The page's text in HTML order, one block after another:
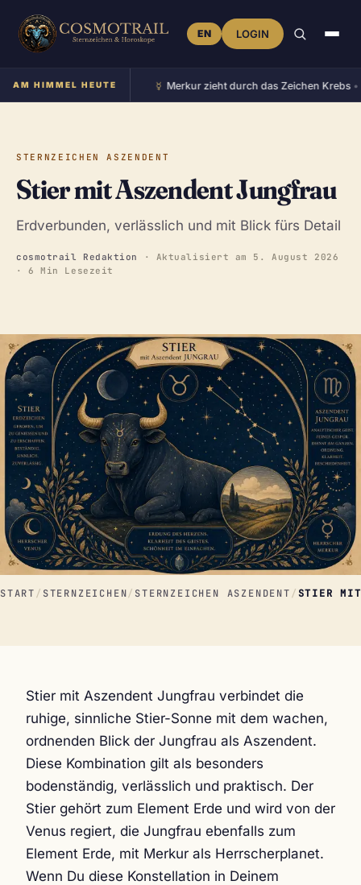
EN LOGIN
AM HIMMEL HEUTE
im Zeichen Stier• Merkur zieht durch das Zeichen Krebs•
START / STERNZEICHEN/ STERNZEICHEN ASZENDENT /STIER MIT
STERNZEICHEN ASZENDENT
Stier mit Aszendent Jungfrau
Erdverbunden, verlässlich und mit Blick fürs Detail
cosmotrail Redaktion · Aktualisiert am 5. August 2026
· 6 Min Lesezeit
Stier mit Aszendent Jungfrau verbindet die
ruhige, sinnliche Stier-Sonne mit dem wachen,
ordnenden Blick der Jungfrau als Aszendent.
Diese Kombination gilt als besonders
bodenständig, verlässlich und praktisch. Der
Stier gehört zum Element Erde und wird von der
Venus regiert, die Jungfrau ebenfalls zum
Element Erde, mit Merkur als Herrscherplanet.
Wenn Du diese Konstellation in Deinem